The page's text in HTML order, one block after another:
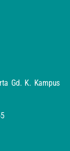
Gd. K. Kampus